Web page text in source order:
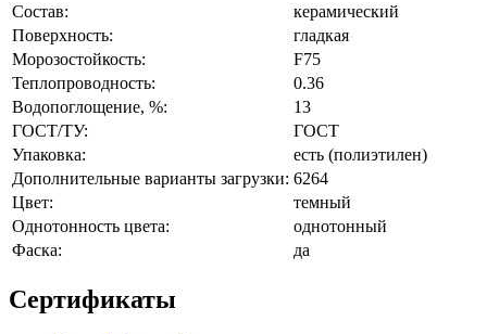
Состав:
керамический
Поверхность:
гладкая
Морозостойкость:
F75
Теплопроводность:
0.36
Водопоглощение, %:
13
ГОСТ/ТУ:
ГОСТ
Упаковка:
есть (полиэтилен)
Дополнительные варианты загрузки: 6264
Цвет:
темный
Однотонность цвета:
однотонный
Фаска:
да
Сертификаты